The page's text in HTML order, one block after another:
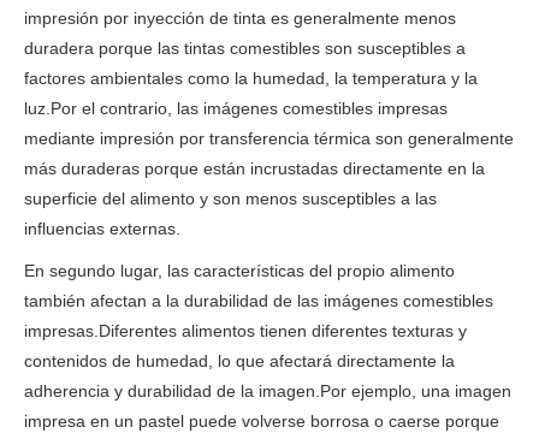
impresión por inyección de tinta es generalmente menos
duradera porque las tintas comestibles son susceptibles a
factores ambientales como la humedad, la temperatura y la
luz.Por el contrario, las imágenes comestibles impresas
mediante impresión por transferencia térmica son generalmente
más duraderas porque están incrustadas directamente en la
superficie del alimento y son menos susceptibles a las
influencias externas.
En segundo lugar, las características del propio alimento
también afectan a la durabilidad de las imágenes comestibles
impresas.Diferentes alimentos tienen diferentes texturas y
contenidos de humedad, lo que afectará directamente la
adherencia y durabilidad de la imagen.Por ejemplo, una imagen
impresa en un pastel puede volverse borrosa o caerse porque